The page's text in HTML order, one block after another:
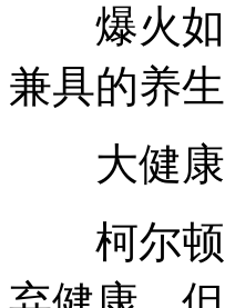
爆火如
兼具的养
大健康
柯尔顿